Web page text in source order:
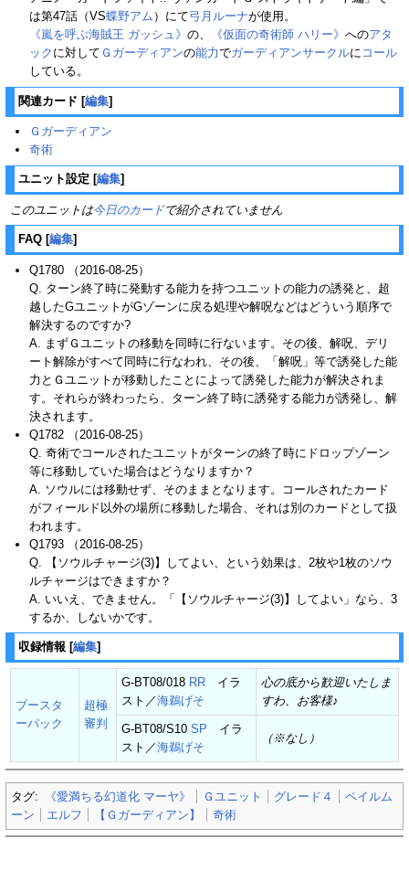
は第47話（VS蝶野アム ）にて弓月ルーナが使用。
《嵐を呼ぶ海賊王 ガッシュ》 の、 《仮面の奇術師 ハリー》 へのアタ
ック に対して Ｇガーディアンの能力でガーディアンサークルに コール
している。
関連カード [編集]
Ｇガーディアン
奇術
ユニット設定 [編集]
このユニットは今日のカードで紹介されていません
FAQ [編集]
Q1780 （2016-08-25）
Q. ターン終了時に発動する能力を持つユニットの能力の誘発と、超
越したGユニットがGゾーンに戻る処理や解呪などはどういう順序で
解決するのですか?
A. まずＧユニットの移動を同時に行ないます。その後、解呪、デリ
ート解除がすべて同時に行なわれ、その後、「解呪」等で誘発した能
力とＧユニットが移動したことによって誘発した能力が解決されま
す。それらが終わったら、ターン終了時に誘発する能力が誘発し、解
決されます。
Q1782 （2016-08-25）
Q. 奇術でコールされたユニットがターンの終了時にドロップゾーン
等に移動していた場合はどうなりますか？
A. ソウルには移動せず、そのままとなります。コールされたカード
がフィールド以外の場所に移動した場合、それは別のカードとして扱
われます。
Q1793 （2016-08-25）
Q. 【ソウルチャージ(3)】してよい、という効果は、2枚や1枚のソウ
ルチャージはできますか？
A. いいえ、できません。「【ソウルチャージ(3)】してよい」なら、3
するか、しないかです。
収録情報 [編集]
ブースタ
ーパック
超極
審判
G-BT08/018 RR イラ
スト／海鵜げそ
心の底から歓迎いたしま
すわ、お客様♪
G-BT08/S10 SP イラ
スト／海鵜げそ
（※なし）
タグ: 《愛満ちる幻道化 マーヤ》 Ｇユニット グレード４
ペイルム
ーン
エルフ 【Ｇガーディアン】 奇術